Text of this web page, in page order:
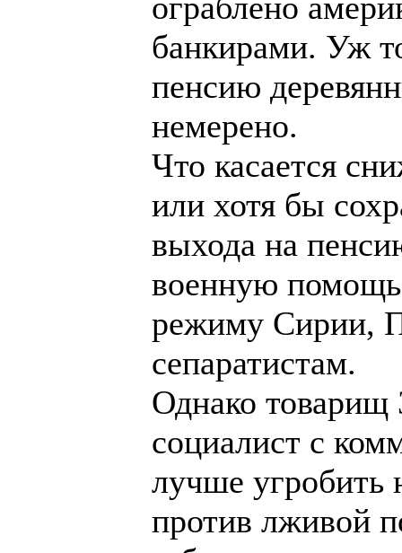
банкирами. Уж
пенсию
немерено.
Что касается
или хотя бы
выхода на
военную помощь
режиму Сирии,
сепаратистам.
Однако
социалист с
лучше угробить
против лживой